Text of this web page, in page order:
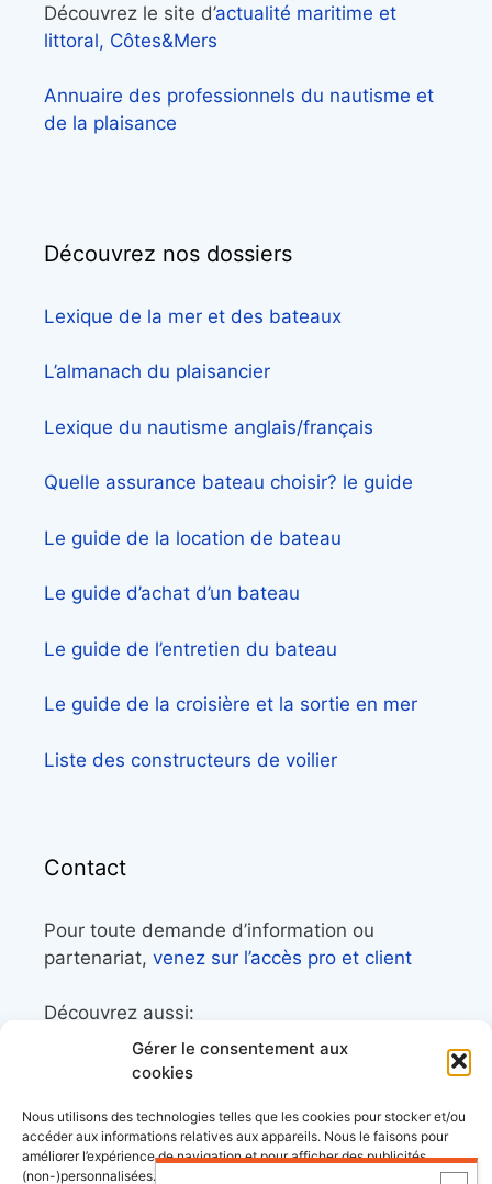
Gérer le consentement aux
cookies
Nous utilisons des technologies telles que les cookies pour stocker et/ou
accéder aux informations relatives aux appareils. Nous le faisons pour
améliorer l’expérience de navigation et pour afficher des publicités
(non-)personnalisées. Consentir à ces technologies nous autorisera à
Découvrez le site d’actualité maritime et
littoral, Côtes&Mers
Annuaire des professionnels du nautisme et
de la plaisance
Découvrez nos dossiers
Lexique de la mer et des bateaux
L’almanach du plaisancier
Lexique du nautisme anglais/français
Quelle assurance bateau choisir? le guide
Le guide de la location de bateau
Le guide d’achat d’un bateau
Le guide de l’entretien du bateau
Le guide de la croisière et la sortie en mer
Liste des constructeurs de voilier
Contact
Pour toute demande d’information ou
partenariat, venez sur l’accès pro et client
Découvrez aussi:
Côtes&Mers, le magazine du littoral et sa
Mers&Montagnes, Equipement outdoor pour
le trek et le raid nautique